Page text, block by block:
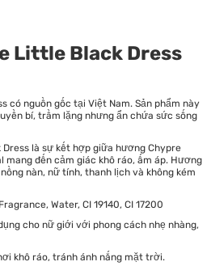
Little Black Dress
có nguồn gốc tại Việt Nam. Sản phẩm này
bí, trầm lặng nhưng ẩn chứa sức sống
là sự kết hợp giữa hương Chypre
mang đến cảm giác khô ráo, ấm áp. Hương
nàn, nữ tính, thanh lịch và không kém
Water, CI 19140, CI 17200
cho nữ giới với phong cách nhẹ nhàng,
khô ráo, tránh ánh nắng mặt trời.